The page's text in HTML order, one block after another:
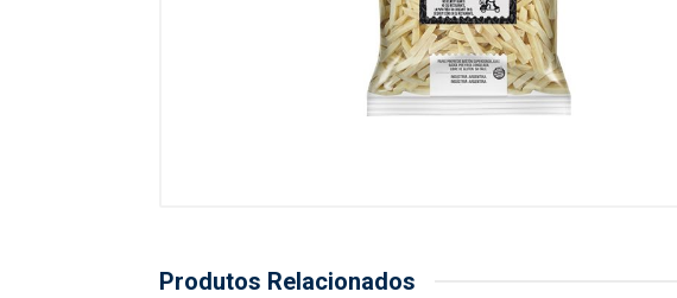
Produtos Relacionados